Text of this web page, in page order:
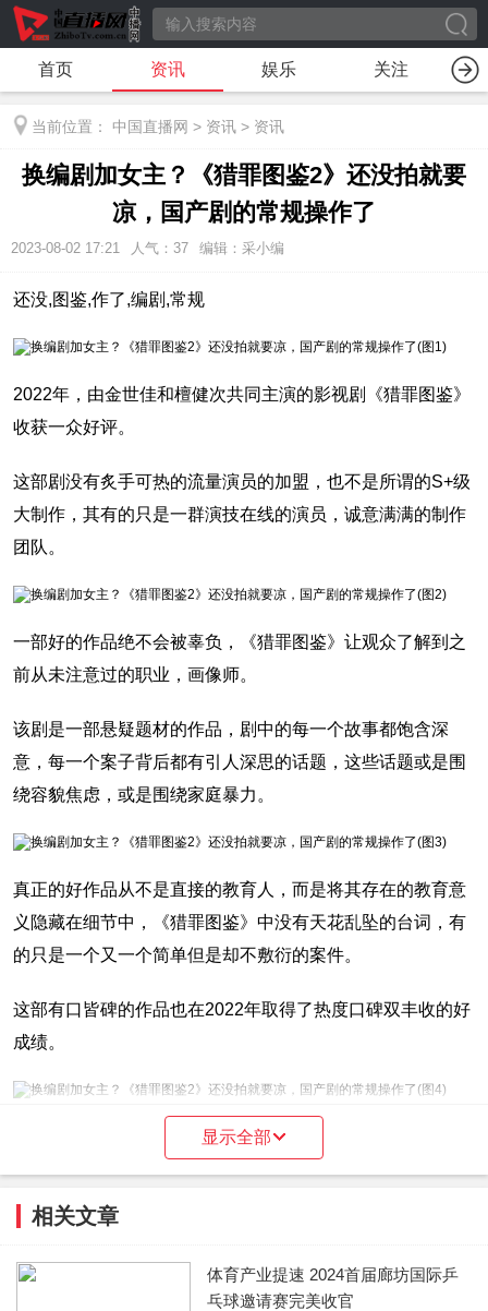
首页 资讯 娱乐 关注
当前位置： 中国直播网 > 资讯 > 资讯
换编剧加女主？《猎罪图鉴2》还没拍就要
凉，国产剧的常规操作了
2023-08-02 17:21 人气： 37 编辑：采小编
还没,图鉴,作了,编剧,常规
2022年，由金世佳和檀健次共同主演的影视剧《猎罪图鉴》
收获一众好评。
这部剧没有炙手可热的流量演员的加盟，也不是所谓的S+级
大制作，其有的只是一群演技在线的演员，诚意满满的制作
团队。
一部好的作品绝不会被辜负，《猎罪图鉴》让观众了解到之
前从未注意过的职业，画像师。
该剧是一部悬疑题材的作品，剧中的每一个故事都饱含深
意，每一个案子背后都有引人深思的话题，这些话题或是围
绕容貌焦虑，或是围绕家庭暴力。
真正的好作品从不是直接的教育人，而是将其存在的教育意
义隐藏在细节中，《猎罪图鉴》中没有天花乱坠的台词，有
的只是一个又一个简单但是却不敷衍的案件。
这部有口皆碑的作品也在2022年取得了热度口碑双丰收的好
成绩。
制作方们也看到了《猎罪图鉴》带来的利益，并且有意将有
二季，主演依旧是金世佳和檀健次，只不过他们会在新的故
显示全部
相关文章
体育产业提速 2024首届廊坊国际乒
乓球邀请赛完美收官